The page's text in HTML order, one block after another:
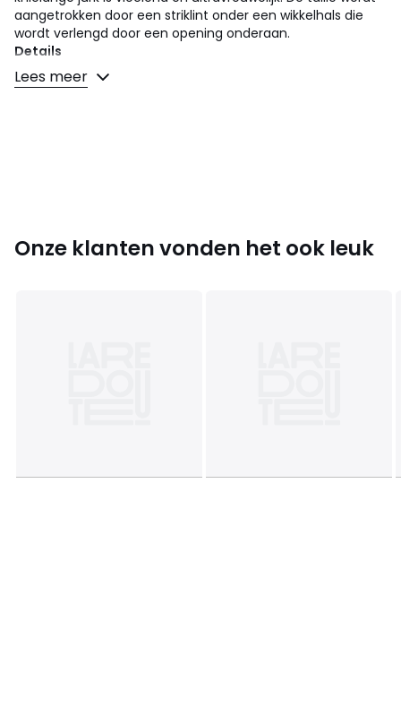
aangetrokken door een striklint onder een wikkelhals die
wordt verlengd door een opening onderaan.
Details
• Model : wikkel
• Knielengte
Lees meer
Onze klanten vonden het ook leuk